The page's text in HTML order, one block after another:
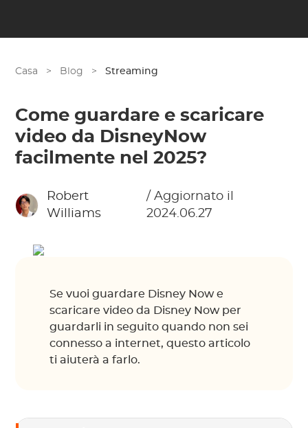
Casa > Blog > Streaming
Come guardare e scaricare
video da DisneyNow
facilmente nel 2025?
Robert
Williams
/ Aggiornato il
2024.06.27
Se vuoi guardare Disney Now e
scaricare video da Disney Now per
guardarli in seguito quando non sei
connesso a internet, questo articolo
ti aiuterà a farlo.